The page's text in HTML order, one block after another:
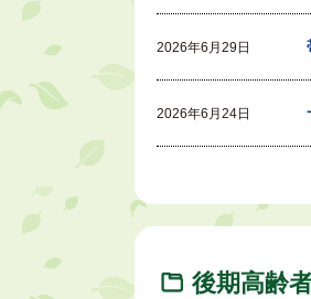
2026年6月29日
2026年6月24日
後期高齢